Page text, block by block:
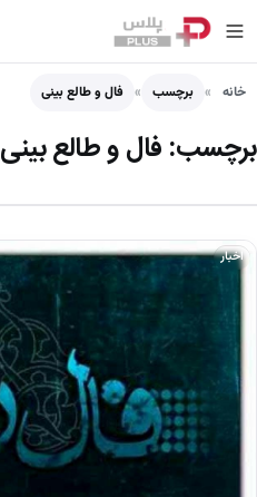
خانه برچسب فال و طالع بینی
برچسب: فال و طالع بینی
اخبار